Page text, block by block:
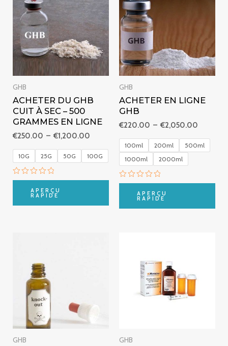
GHB
ACHETER DU GHB
CUIT À SEC – 500
GRAMMES EN LIGNE
€250.00 – €1,200.00
€250.00
à
€1,200.00
10G 25G 50G 100G
Note
APERÇU
RAPIDE
GHB
ACHETER EN LIGNE
GHB
€220.00 – €2,050.00
100ml 200ml
500ml
1000ml
2000ml
Note
APERÇU
RAPIDE
GHB GHB